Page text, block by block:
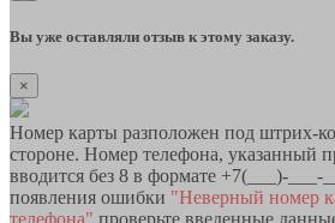
Вы уже оставляли отзыв к этому заказу.
×
Номер карты разположен под штрих-
стороне. Номер телефона, указанный
вводится без 8 в формате +7(___)-___-
появления ошибки "Неверный номер